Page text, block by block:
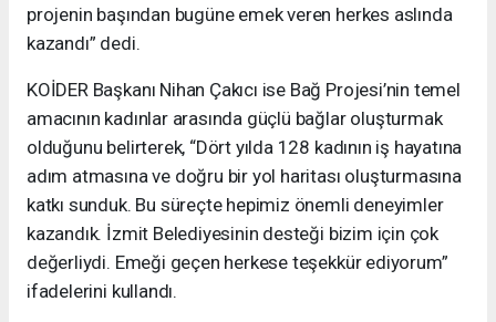
projenin başından bugüne emek veren herkes aslında
kazandı” dedi.
KOİDER Başkanı Nihan Çakıcı ise Bağ Projesi’nin temel
amacının kadınlar arasında güçlü bağlar oluşturmak
olduğunu belirterek, “Dört yılda 128 kadının iş hayatına
adım atmasına ve doğru bir yol haritası oluşturmasına
katkı sunduk. Bu süreçte hepimiz önemli deneyimler
kazandık. İzmit Belediyesinin desteği bizim için çok
değerliydi. Emeği geçen herkese teşekkür ediyorum”
ifadelerini kullandı.